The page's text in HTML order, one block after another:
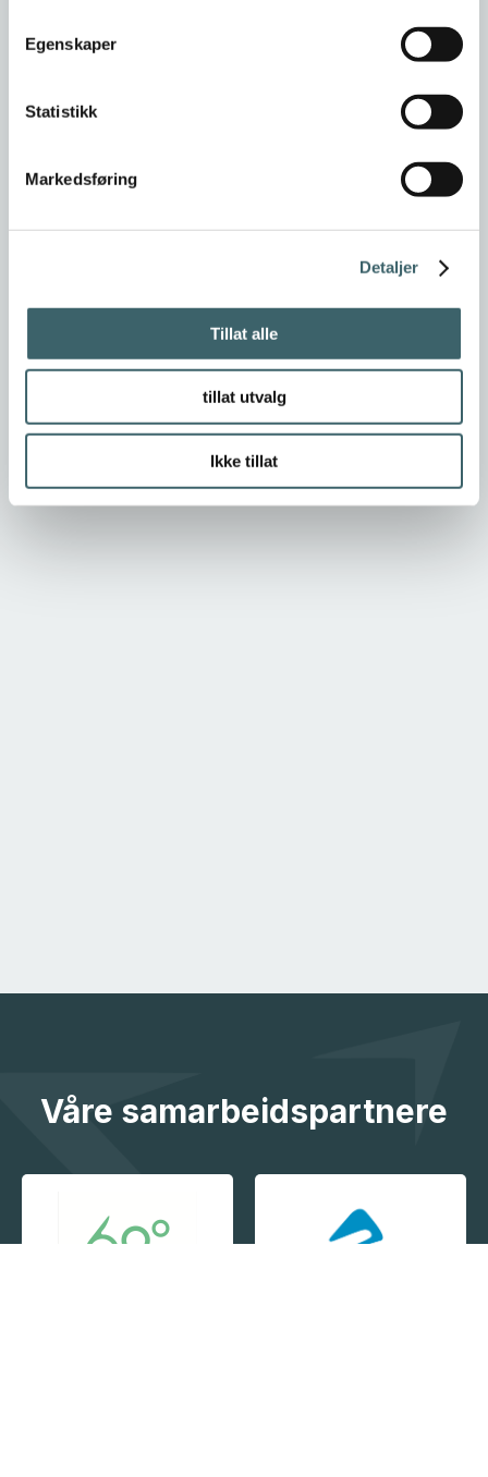
Egenskaper
Statistikk
Markedsføring
Detaljer
Tillat alle
tillat utvalg
Ikke tillat
Våre samarbeidspartnere